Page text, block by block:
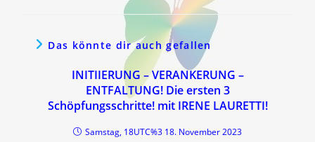
Das könnte dir auch gefallen
INITIIERUNG – VERANKERUNG –
ENTFALTUNG! Die ersten 3
Schöpfungsschritte! mit IRENE LAURETTI!
Samstag, 18UTC%3 18. November 2023